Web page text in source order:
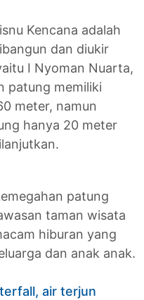
Kencana adalah
dan diukir
I Nyoman Nuarta,
patung memiliki
meter, namun
hanya 20 meter
patung
taman wisata
hiburan yang
dan anak anak.
air terjun